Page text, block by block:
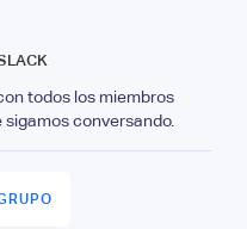
todos los miembros
conversando.